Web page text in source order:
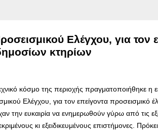
Ελέγχου, για τον
κτηρίων
κόσμο της περιοχής
Ελέγχου, για τον επείγοντα προσεισμικό
την ευκαιρία να ενημερωθούν γύρω από τις
κι εξειδικευμένους επιστήμονες.